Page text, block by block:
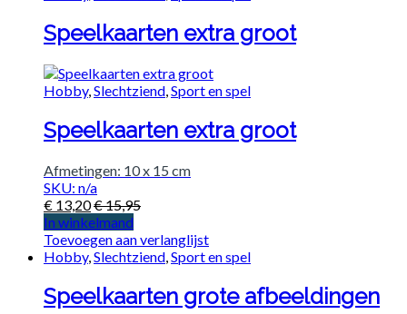
Speelkaarten extra groot
Hobby,Slechtziend,Sport en spel
Speelkaarten extra groot
Afmetingen: 10 x 15 cm
SKU: n/a
€ 13,20€15,95
In winkelmand
Toevoegen aan verlanglijst
Hobby, Slechtziend Sport en spel
Speelkaarten grote afbeeldingen